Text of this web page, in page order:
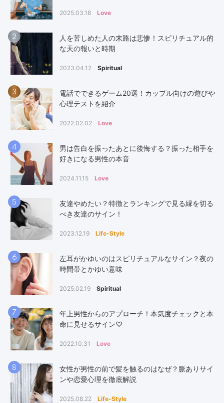
2025.03.18 Love
2
人を苦しめた人の末路は悲惨！スピリチュアル的
な天の報いと時期
2023.04.12 Spiritual
3
電話でできるゲーム20選！カップル向けの遊びや
心理テストを紹介
2022.02.02 Love
4
男は告白を振ったあとに後悔する？振った相手を
好きになる男性の本音
2024.11.15 Love
5
友達やめたい？特徴とランキングで見る縁を切る
べき友達のサイン！
2023.12.19 Life-Style
6
左耳がかゆいのはスピリチュアルなサイン？夜の
時間帯とかゆい意味
2025.02.19 Spiritual
7
年上男性からのアプローチ！本気度チェックと本
命に見せるサイン♡
2022.10.31 Love
8
女性が男性の前で髪を触るのはなぜ？脈ありサイ
ンや恋愛心理を徹底解説
2025.08.22 Life-Style